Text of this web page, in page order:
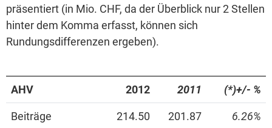
präsentiert (in Mio. CHF, da der Überblick nur 2 Stellen
hinter dem Komma erfasst, können sich
Rundungsdifferenzen ergeben).
AHV 2012 2011 (*)+/- %
Beiträge 214.50 201.87 6.26%